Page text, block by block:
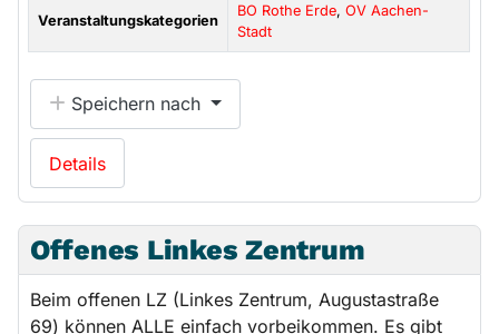
Veranstaltungskategorien
BO Rothe Erde,OV Aachen-
Stadt
Speichern nach
Details
Offenes Linkes Zentrum
Beim offenen LZ (Linkes Zentrum, Augustastraße
69) können ALLE einfach vorbeikommen. Es gibt